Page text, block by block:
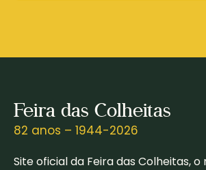
Feira das Colheitas
82 anos – 1944-2026
Site oficial da Feira das Colheitas,